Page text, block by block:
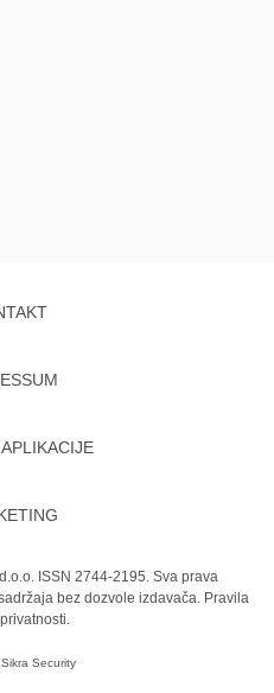
ISSN 2744-2195. Sva prava
bez dozvole izdavača. Pravila
Sikra Security